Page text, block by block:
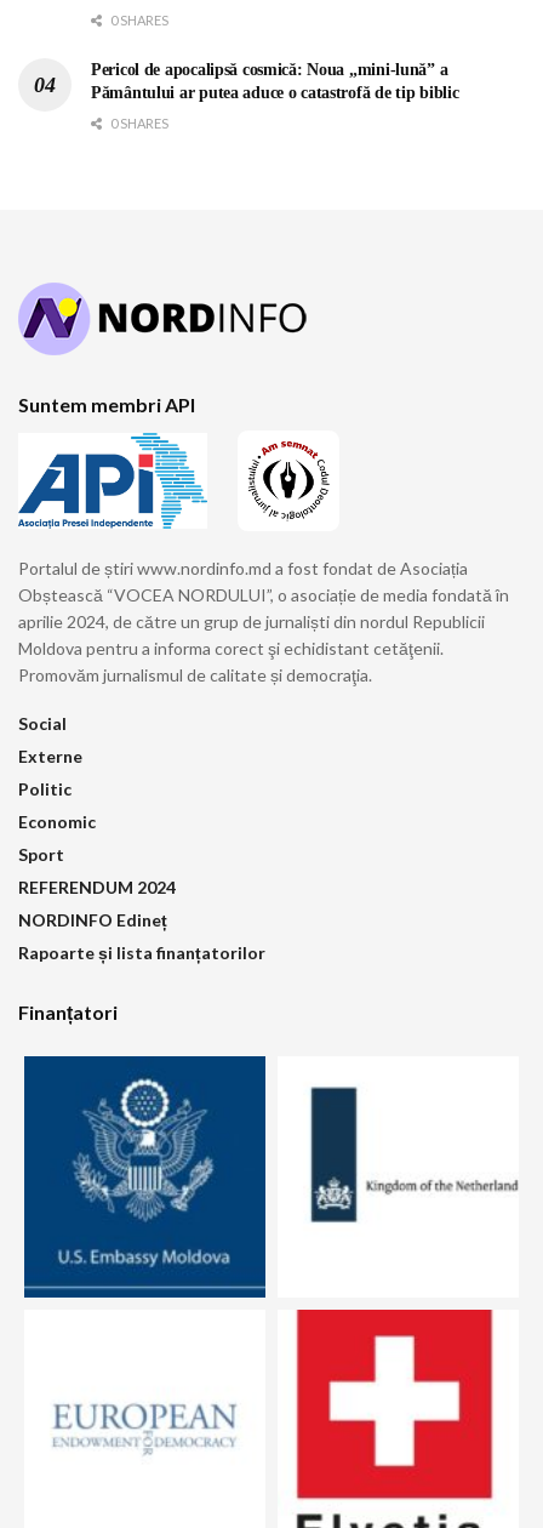
0 SHARES
Pericol de apocalipsă cosmică: Noua „mini-lună” a
Pământului ar putea aduce o catastrofă de tip biblic
0 SHARES
Suntem membri API
Portalul de știri www.nordinfo.md a fost fondat de Asociația
Obștească “VOCEA NORDULUI”, o asociație de media fondată în
aprilie 2024, de către un grup de jurnaliști din nordul Republicii
Moldova pentru a informa corect şi echidistant cetăţenii.
Promovăm jurnalismul de calitate și democraţia.
Social
Externe
Politic
Economic
Sport
REFERENDUM 2024
NORDINFO Edineț
Rapoarte și lista finanțatorilor
Finanțatori